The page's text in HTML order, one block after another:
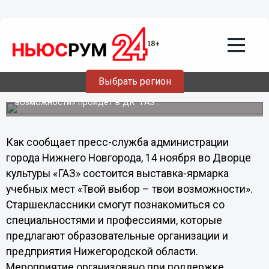
Выбрать регион
Выставка-ярмарка учебных мест в
форме квеста пройдет в Нижнем
Новгороде
Выставка-ярмарка учебных мест «Твой выбор – твои
возможности» пройдет в ДК "ГАЗ".
Как сообщает пресс-служба администрации
города Нижнего Новгорода, 14 ноября во Дворце
культуры «ГАЗ» состоится выставка-ярмарка
учебных мест «Твой выбор – твои возможности».
Старшеклассники смогут познакомиться со
специальностями и профессиями, которые
предлагают образовательные организации и
предприятия Нижегородской области.